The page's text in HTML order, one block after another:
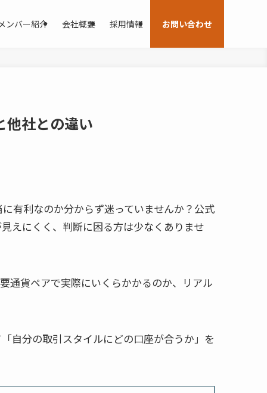
ンバー紹介 会社概要 採用情報 お問い合わせ
他社との違い
有利なのか分からず迷っていませんか？公式
えにくく、判断に困る方は少なくありませ
通貨ペアで実際にいくらかかるのか、リアル
自分の取引スタイルにどの口座が合うか」を